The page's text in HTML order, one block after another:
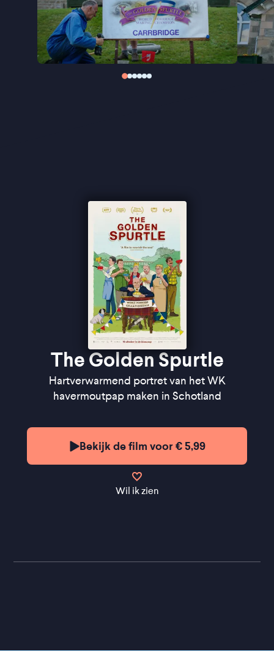
pap, met een bijzonder warm en gelukzalig gevoel
achterlaat. Een klein weldadig wonder van een film.
"Een verrukkelijke documentaire" ★★★★ de
Volkskrant
"Alles wat u over pap koken wilt weten, en meer"
The Golden Spurtle
Hartverwarmend portret van het WK
havermoutpap maken in Schotland
Bekijk de film voor € 5,99
Wil ik zien